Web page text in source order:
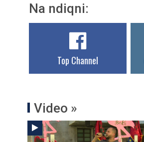
Na ndiqni:
Top Channel
Video »